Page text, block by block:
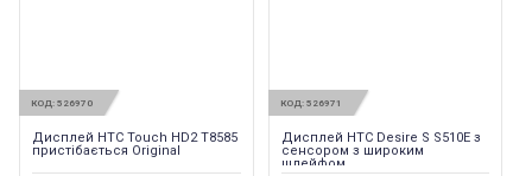
КОД: 526970
Дисплей HTC Touch HD2 T8585
пристібається Original
КОД: 526971
Дисплей HTC Desire S S510E з
сенсором з широким
шлейфом